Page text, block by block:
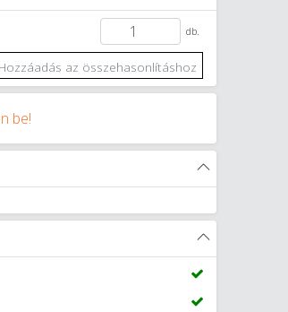
db.
Hozzáadás az összehasonlításhoz
be!